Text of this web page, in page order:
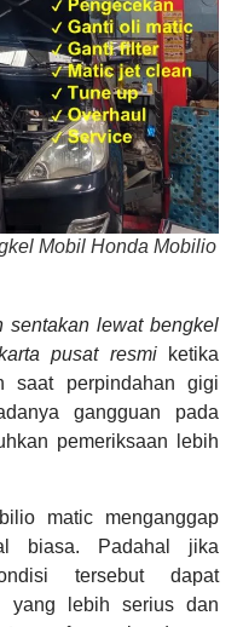
Mobil Honda Mobilio
sentakan lewat bengkel
pusat resmiketika
saat perpindahan gigi
gangguan pada
pemeriksaan lebih
matic menganggap
biasa. Padahal jika
tersebut dapat
yang lebih serius dan